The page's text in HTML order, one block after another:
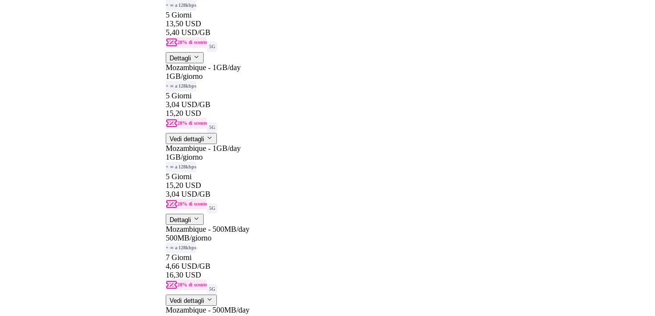
+ ∞ a 128kbps
5 Giorni
13,50 USD
5,40 USD/GB
20% di sconto
5G
Dettagli
Mozambique - 1GB/day
1GB/giorno
+ ∞ a 128kbps
5 Giorni
3,04 USD/GB
15,20 USD
20% di sconto
5G
Vedi dettagli
Mozambique - 1GB/day
1GB/giorno
+ ∞ a 128kbps
5 Giorni
15,20 USD
3,04 USD/GB
20% di sconto
5G
Dettagli
Mozambique - 500MB/day
500MB/giorno
+ ∞ a 128kbps
7 Giorni
4,66 USD/GB
16,30 USD
20% di sconto
5G
Vedi dettagli
Mozambique - 500MB/day